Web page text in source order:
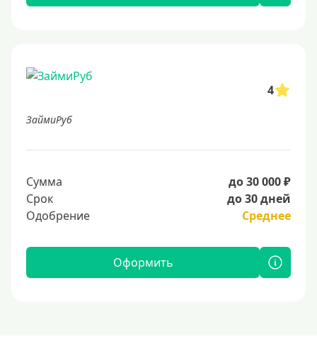
4
ЗаймиРуб
Сумма
до 30 000 ₽
Срок
до 30 дней
Одобрение
Среднее
Оформить